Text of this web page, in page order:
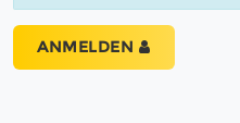
ANMELDEN